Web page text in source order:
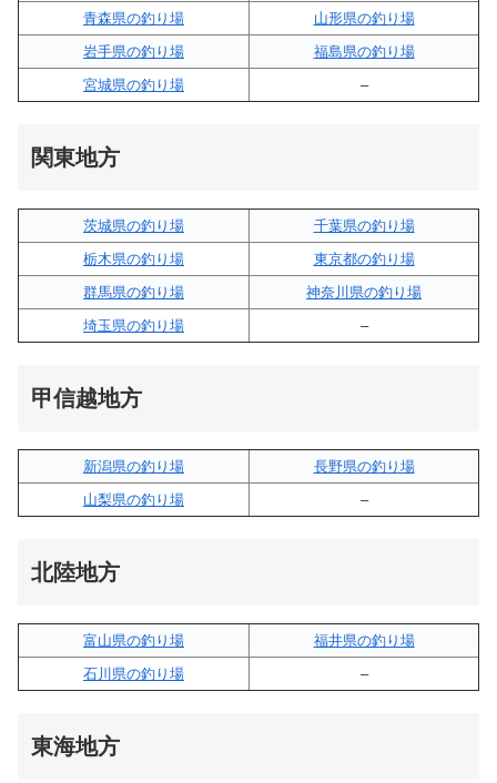
青森県の釣り場
山形県の釣り場
岩手県の釣り場
福島県の釣り場
宮城県の釣り場
–
関東地方
茨城県の釣り場
千葉県の釣り場
栃木県の釣り場
東京都の釣り場
群馬県の釣り場
神奈川県の釣り場
埼玉県の釣り場
–
甲信越地方
新潟県の釣り場
長野県の釣り場
山梨県の釣り場
–
北陸地方
富山県の釣り場
福井県の釣り場
石川県の釣り場
–
東海地方